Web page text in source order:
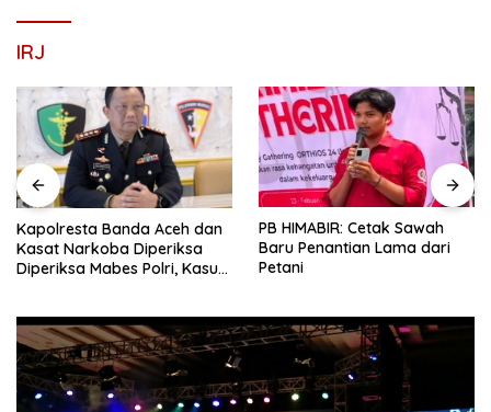
IRJ
PB HIMABIR: Cetak Sawah
Baru Penantian Lama dari
Petani
Jembatan Krueng Tingkeum
Ditargetkan Beroperasi Awal
2027